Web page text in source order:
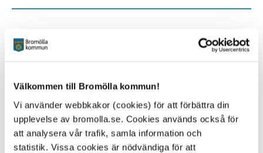
Välkommen till Bromölla kommun!
Vi använder webbkakor (cookies) för att förbättra din
upplevelse av bromolla.se. Cookies används också för
att analysera vår trafik, samla information och
statistik. Vissa cookies är nödvändiga för att
45
Hela webbplatsen
Alla platser